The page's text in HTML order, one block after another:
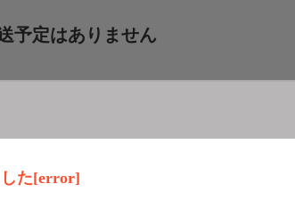
た[error]
予定はありません